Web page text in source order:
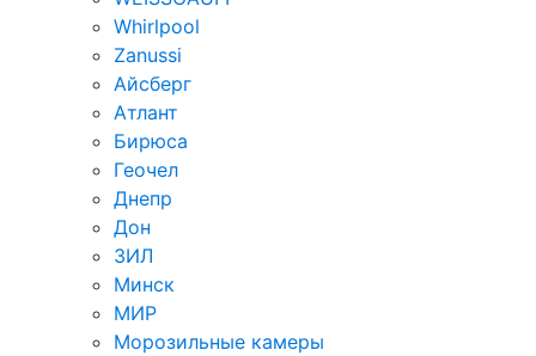
Whirlpool
Zanussi
Айсберг
Атлант
Бирюса
Геочел
Днепр
Дон
ЗИЛ
Минск
МИР
Морозильные камеры